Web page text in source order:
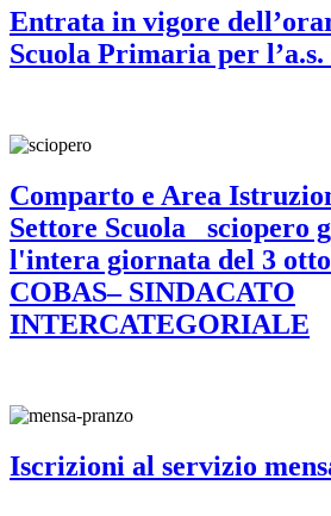
Entrata in vigore
Scuola Primaria per l’a.s.
Comparto e Area
Settore Scuola_ sciopero
l'intera giornata del 3
COBAS– SINDACATO
INTERCATEGORIALE
Iscrizioni al servizio